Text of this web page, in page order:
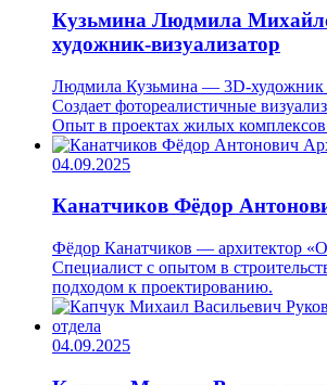
Кузьмина Людмила
художник-визуализатор
Людмила Кузьмина — 3D-
Создает фотореалистичные
Опыт в проектах жилых
04.09.2025
Канатчиков Фёдор
Фёдор Канатчиков —
Специалист с опытом в
подходом к проектированию.
04.09.2025